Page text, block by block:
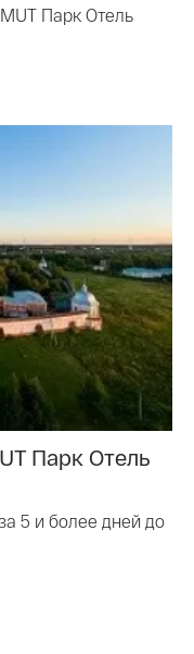
Парк Отель
Парк Отель
5 и более дней до